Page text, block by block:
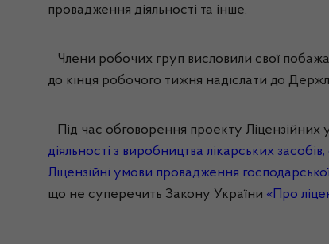
провадження діяльності та інше.
Члени робочих груп висловили свої
до кінця робочого тижня надіслати до
Під час обговорення проекту
діяльності з виробництва лікарських
Ліцензійні умови провадження
що не суперечить Закону України «Про